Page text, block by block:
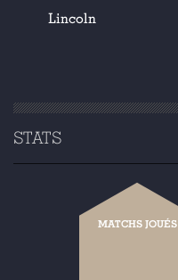
Lincoln
STATS
MATCHS JOUÉS